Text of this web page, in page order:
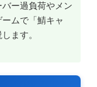
ー過負荷やメン
ムで「鯖キャ
ます。